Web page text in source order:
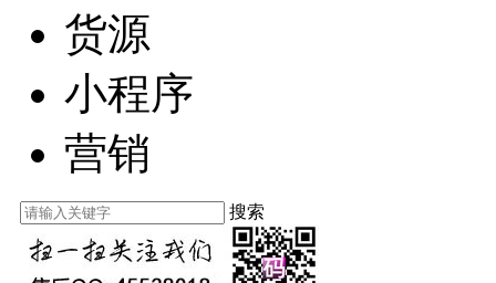
货源
小程序
营销
搜索